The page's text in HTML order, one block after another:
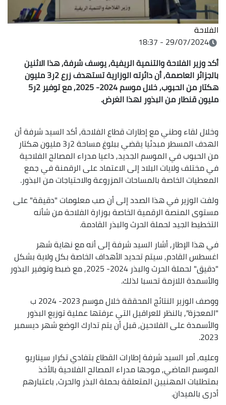
الفلاحة
29/07/2024 - 18:37
أكد وزير الفلاحة والتنمية الريفية, يوسف شرفة, هذا الاثنين
بالجزائر العاصمة, أن دائرته الوزارية تستهدف زرع 2ر3 مليون
هكتار من الحبوب, خلال موسم 2024- 2025, مع توفير 2ر5
مليون قنطار من البذور لهذا الغرض.
وخلال لقاء وطني مع إطارات قطاع الفلاحة, أكد السيد شرفة أن
الهدف المسطر مبدئيا يقضي ببلوغ مساحة 2ر3 مليون هكتار
من الحبوب في الموسم الجديد, داعيا مدراء المصالح الفلاحية
في مختلف ولايات البلاد إلى الاعتماد على الرقمنة في جمع
المعطيات الخاصة بالمساحات المزروعة والاحتياجات من البذور.
ولفت الوزير في هذا الصدد إلى أن صب معلومات "دقيقة" على
مستوى المنصة الرقمية الخاصة بوزارة الفلاحة من شأنه
التخطيط الجيد لحملة الحرث والبذر القادمة.
في هذا الإطار, أشار السيد شرفة إلى أنه مع نهاية شهر
اغسطس القادم, سيتم تحديد الأهداف الخاصة بكل ولاية بشكل
"دقيق" لحملة الحرث والبذر 2024- 2025, مع ضبط وتوفير البذور
والأسمدة اللازمة تحسبا لذلك.
ووصف الوزير النتائج المحققة خلال موسم 2023- 2024 ب
"المعجزة", بالنظر للعراقيل التي عرفتها عملية توزيع البذور
والأسمدة على الفلاحين, قبل أن يتم تدارك الوضع شهر ديسمبر
2023.
وعليه, أمر السيد شرفة إطارات القطاع بتفادي تكرار سيناريو
الموسم الماضي, موجها مدراء المصالح الفلاحية بالأخذ
بمتطلبات المهنيين المتعلقة بحملة البذر والحرث, باعتبارهم
أدرى بالميدان.